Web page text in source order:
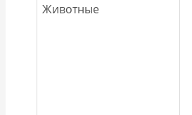
Животные